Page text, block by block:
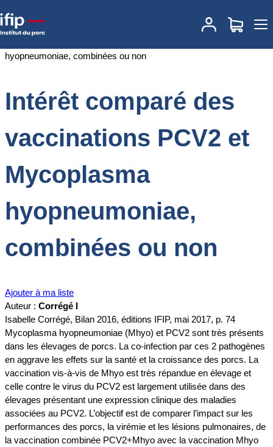
Accueil
Intérêt comparé des vaccinations PCV2
et Mycoplasma hyopneumoniae, combinées ou non
Intérêt comparé des
vaccinations PCV2 et
Mycoplasma
hyopneumoniae,
combinées ou non
Ajouter à ma liste
Auteur : Corrégé I
Isabelle Corrégé, Bilan 2016, éditions IFIP, mai 2017, p. 74
Mycoplasma hyopneumoniae (Mhyo) et PCV2 sont très présents
dans les élevages de porcs. La co-infection par ces 2 pathogènes
en aggrave les effets sur la santé et la croissance des porcs. La
vaccination vis-à-vis de Mhyo est très répandue en élevage et
celle contre le virus du PCV2 est largement utilisée dans des
élevages présentant une expression clinique des maladies
associées au PCV2. L’objectif est de comparer l’impact sur les
performances des porcs, la virémie et les lésions pulmonaires, de
la vaccination combinée PCV2+Mhyo avec la vaccination Mhyo